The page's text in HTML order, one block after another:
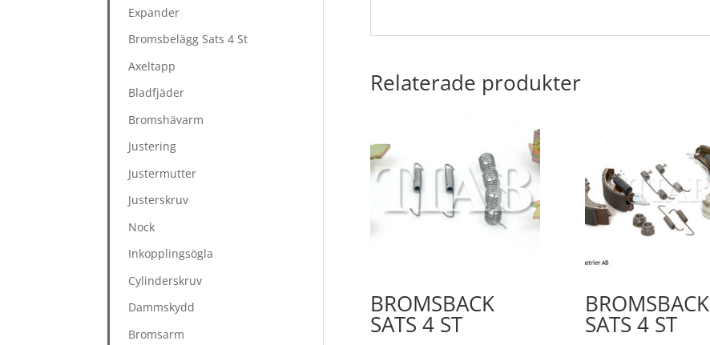
Relaterade produkter
BROMSBACK
SATS 4 ST
BROMSBACK
SATS 4 ST
Expander
Bromsbelägg Sats 4 St
Axeltapp
Bladfjäder
Bromshävarm
Justering
Justermutter
Justerskruv
Nock
Inkopplingsögla
Cylinderskruv
Dammskydd
Bromsarm